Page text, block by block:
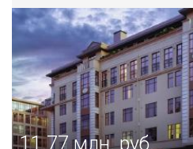
11.77млн. руб.